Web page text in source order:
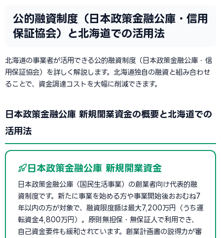
公的融資制度（日本政策金融公庫・信用
保証協会）と北海道での活用法
北海道の事業者が活用できる公的融資制度（日本政策金融公庫・信
用保証協会）を詳しく解説します。北海道独自の融資と組み合わせ
ることで、資金調達コストを大幅に削減できます。
日本政策金融公庫 新規開業資金の概要と北海道での
活用法
日本政策金融公庫 新規開業資金
日本政策金融公庫（国民生活事業）の創業者向け代表的融
資制度です。新たに事業を始める方や事業開始後おおむね7
年以内の方が対象で、融資限度額は最大7,200万円（うち運
転資金4,800万円）。原則無担保・無保証人で利用でき、
自己資金要件も緩和されています。創業計画書の説得力が審